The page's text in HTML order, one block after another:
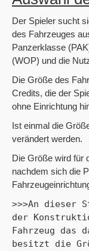
Der Spieler sucht
des Fahrzeuges
Panzerklasse
(WOP) und die
Die Größe des
Credits, die der
ohne Einrichtung
Ist einmal die
verändert werden.
Die Größe wird für
nachdem sich die
>>>An dieser
der
Fahrzeug das
besitzt die